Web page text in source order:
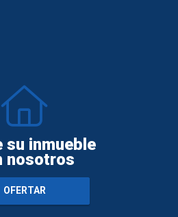
su inmueble
nosotros
OFERTAR